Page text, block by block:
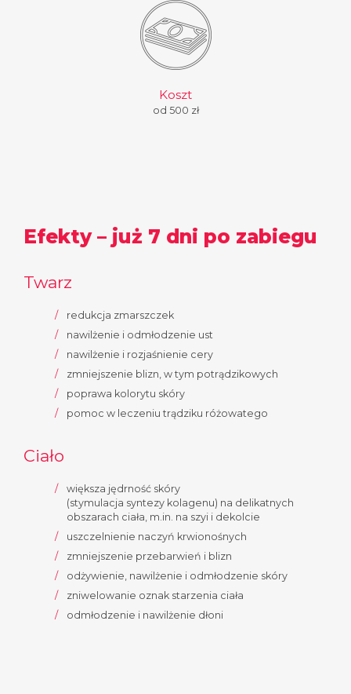
Koszt
od 500 zł
Efekty – już 7 dni po zabiegu
Twarz
redukcja zmarszczek
nawilżenie i odmłodzenie ust
nawilżenie i rozjaśnienie cery
zmniejszenie blizn, w tym potrądzikowych
poprawa kolorytu skóry
pomoc w leczeniu trądziku różowatego
Ciało
większa jędrność skóry
(stymulacja syntezy kolagenu) na delikatnych
obszarach ciała, m.in. na szyi i dekolcie
uszczelnienie naczyń krwionośnych
zmniejszenie przebarwień i blizn
odżywienie, nawilżenie i odmłodzenie skóry
zniwelowanie oznak starzenia ciała
odmłodzenie i nawilżenie dłoni